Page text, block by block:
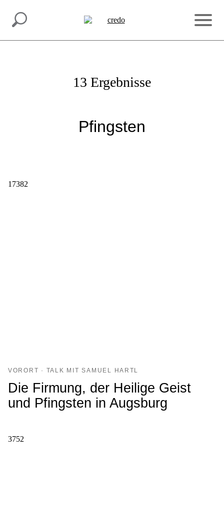
INSPIRATION. MACH MIT.
13 Ergebnisse
Pfingsten
17382
VORORT · TALK MIT SAMUEL HARTL
Die Firmung, der Heilige Geist
und Pfingsten in Augsburg
3752